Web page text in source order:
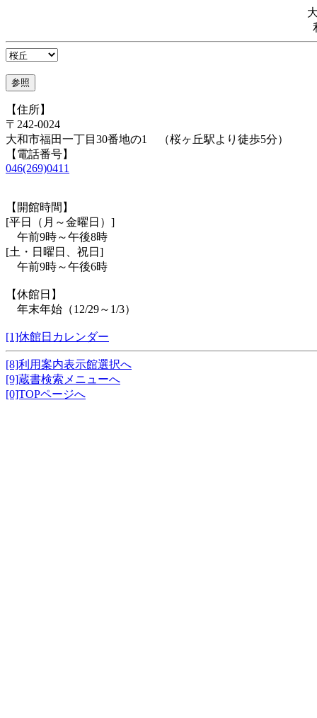
【住所】
〒242-0024
大和市福田一丁目30番地の1 （桜ヶ丘駅より徒歩5分）
【電話番号】
046(269)0411
【開館時間】
[平日（月～金曜日）]
午前9時～午後8時
[土・日曜日、祝日]
午前9時～午後6時
【休館日】
年末年始（12/29～1/3）
[1]休館日カレンダー
[8]利用案内表示館選択へ
[9]蔵書検索メニューへ
[0]TOPページへ